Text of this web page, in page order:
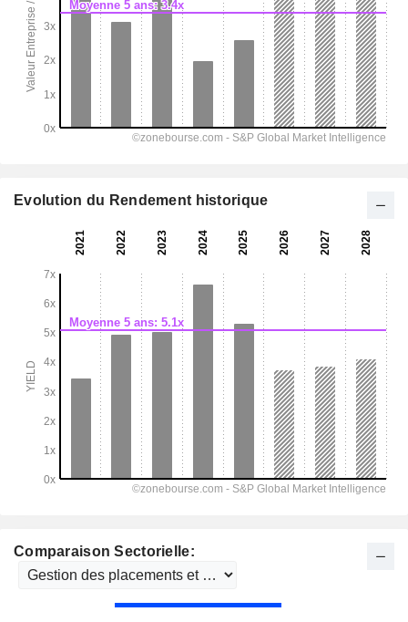
Comparaison Sectorielle:
Evolution du Rendement historique